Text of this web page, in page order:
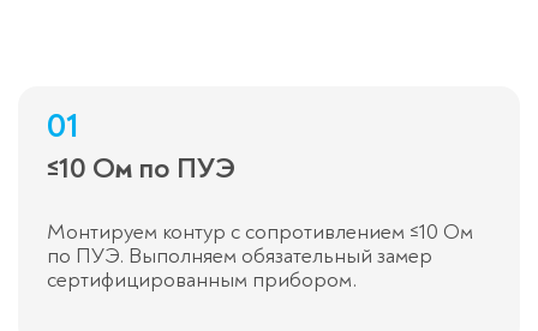
01
≤10 Ом по ПУЭ
Монтируем контур с сопротивлением ≤10 Ом
по ПУЭ. Выполняем обязательный замер
сертифицированным прибором.